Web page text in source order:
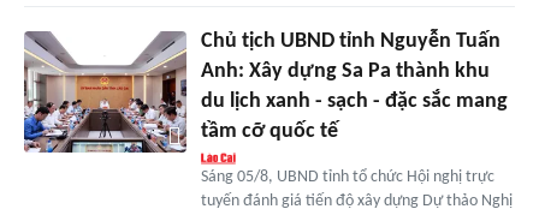
Chủ tịch UBND tỉnh Nguyễn Tuấn
Anh: Xây dựng Sa Pa thành khu
du lịch xanh - sạch - đặc sắc mang
tầm cỡ quốc tế
Sáng 05/8, UBND tỉnh tổ chức Hội nghị trực
tuyến đánh giá tiến độ xây dựng Dự thảo Nghị